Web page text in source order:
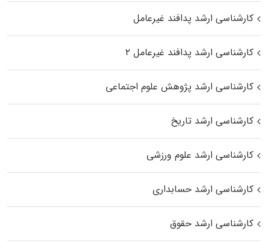
کارشناسی ارشد پدافند غیرعامل
کارشناسی ارشد پدافند غیرعامل ۲
کارشناسی ارشد پژوهش علوم اجتماعی
کارشناسی ارشد تاریخ
کارشناسی ارشد علوم ورزشی
کارشناسی ارشد حسابداری
کارشناسی ارشد حقوق